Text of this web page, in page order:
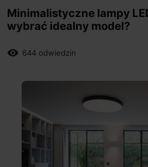
Minimalistyczne lampy
wybrać idealny model?
remove_red_eye 644 odwiedzin